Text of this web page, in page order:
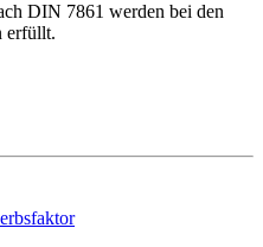
DIN 7861 werden bei den
erfüllt.